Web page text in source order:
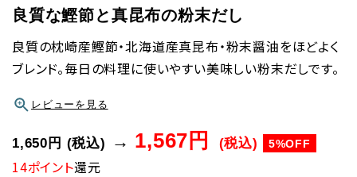
良質な鰹節と真昆布の粉末だし
良質の枕崎産鰹節・北海道産真昆布・粉末醤油をほどよく
ブレンド。毎日の料理に使いやすい美味しい粉末だしです。
レビューを見る
1,650円 (税込) → 1,567円 (税込) 5%OFF
14ポイント還元